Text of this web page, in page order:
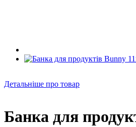
Детальніше про товар
Банка для